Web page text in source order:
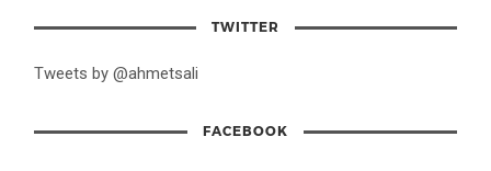
TWITTER
Tweets by @ahmetsali
FACEBOOK